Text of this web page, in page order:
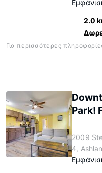
2.0
Για περισσότερες
Park!
2009
4,